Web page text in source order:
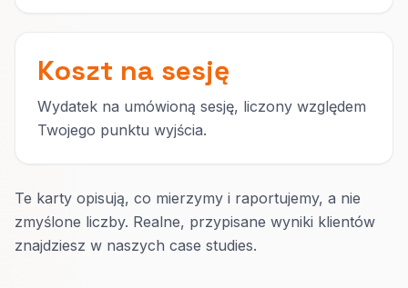
Koszt na sesję
Wydatek na umówioną sesję, liczony względem
Twojego punktu wyjścia.
Te karty opisują, co mierzymy i raportujemy, a nie
zmyślone liczby. Realne, przypisane wyniki klientów
znajdziesz w naszych case studies.